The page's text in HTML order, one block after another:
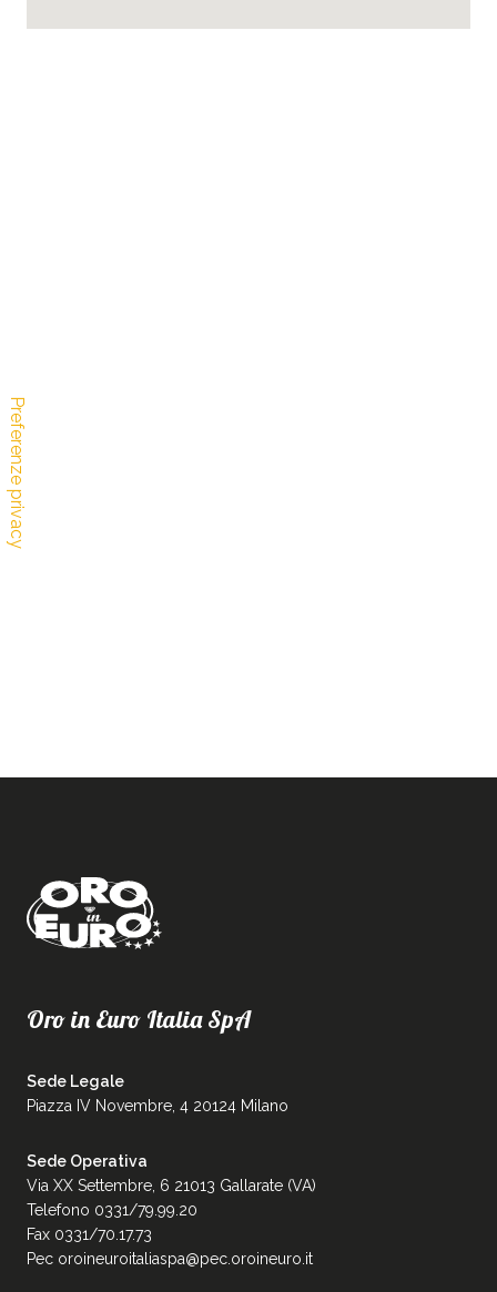
Oro in Euro Italia SpA
Sede Legale
Piazza IV Novembre, 4 20124 Milano
Sede Operativa
Via XX Settembre, 6 21013 Gallarate (VA)
Telefono 0331/79.99.20
Fax 0331/70.17.73
Pec oroineuroitaliaspa@pec.oroineuro.it